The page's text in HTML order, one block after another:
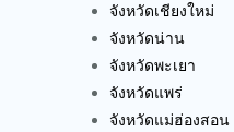
จังหวัดเชียงใหม่
จังหวัดน่าน
จังหวัดพะเยา
จังหวัดแพร่
จังหวัดแม่ฮ่องสอน